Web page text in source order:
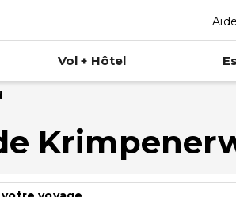
Aide
Vol + Hôtel